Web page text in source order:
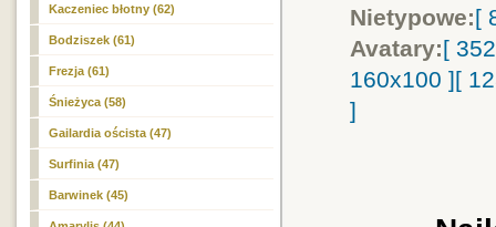
Kaczeniec błotny (62)
Bodziszek (61)
Frezja (61)
Śnieżyca (58)
Gailardia oścista (47)
Surfinia (47)
Barwinek (45)
Nietypowe:[
Avatary:[
160x100 ][
]